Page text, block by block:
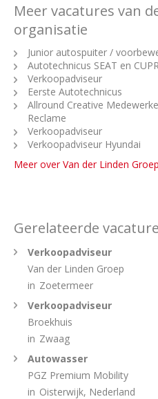
Meer vacatures van
organisatie
Junior autospuiter /
Autotechnicus SEAT en
Verkoopadviseur
Eerste Autotechnicus
Allround Creative
Reclame
Verkoopadviseur
Verkoopadviseur Hyundai
Meer over Van der Linden Groep
Gerelateerde
Verkoopadviseur
Van der Linden Groep
in Zoetermeer
Verkoopadviseur
Broekhuis
in Zwaag
Autowasser
PGZ Premium Mobility
in Oisterwijk, Nederland